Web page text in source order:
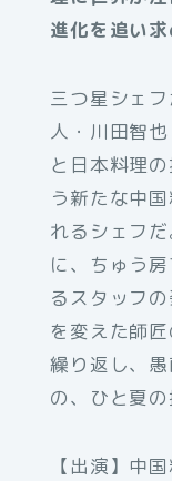
進化を追い
三つ星シェ
人・川田智
と日本料理
う新たな中
れるシェフ
に、ちゅう
るスタッフ
を変えた師
繰り返し、
の、ひと夏
【出演】中